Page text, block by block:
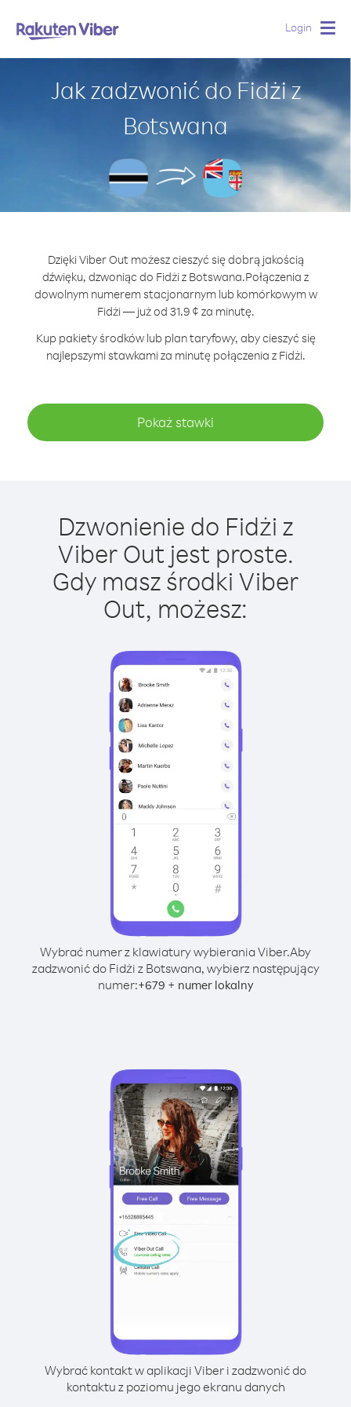
Login
Jak zadzwonić do Fidżi z
Botswana
Dzięki Viber Out możesz cieszyć się dobrą jakością
dźwięku, dzwoniąc do Fidżi z Botswana.Połączenia z
dowolnym numerem stacjonarnym lub komórkowym w
Fidżi — już od 31.9 ¢ za minutę.
Kup pakiety środków lub plan taryfowy, aby cieszyć się
najlepszymi stawkami za minutę połączenia z Fidżi.
Pokaż stawki
Dzwonienie do Fidżi z
Viber Out jest proste.
Gdy masz środki Viber
Out, możesz:
Wybrać numer z klawiatury wybierania Viber.Aby
zadzwonić do Fidżi z Botswana, wybierz następujący
numer:+679 + numer lokalny
Wybrać kontakt w aplikacji Viber i zadzwonić do
kontaktu z poziomu jego ekranu danych